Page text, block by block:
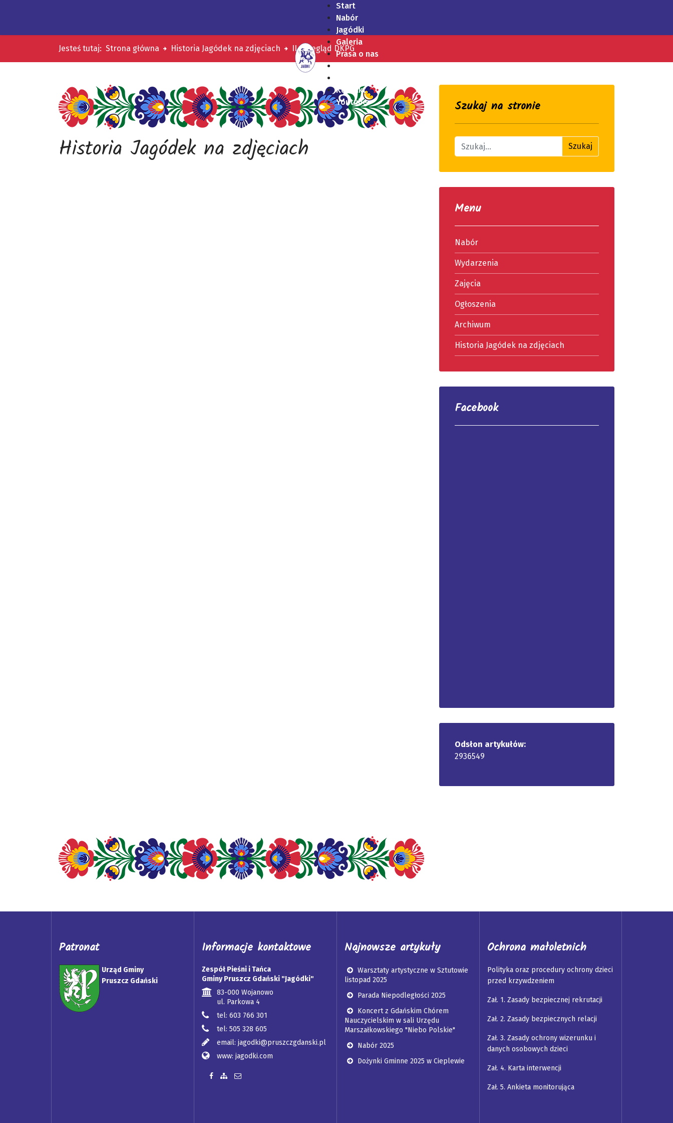
Start
Nabór
Jagódki
Galeria
Prasa o nas
Kontakt
Youtube
Jesteś tutaj: Strona główna Historia Jagódek na zdjęciach II Przegląd DKPG
Historia Jagódek na zdjęciach
Szukaj na stronie
Znajdź na stronie Szukaj
Menu
Nabór
Wydarzenia
Zajęcia
Ogłoszenia
Archiwum
Historia Jagódek na zdjęciach
Facebook
Odsłon artykułów:
2936549
Patronat
Urząd Gminy
Pruszcz Gdański
Informacje kontaktowe
Zespół Pieśni i Tańca
Gminy Pruszcz Gdański "Jagódki"
83-000 Wojanowo
ul. Parkowa 4
tel: 603 766 301
tel: 505 328 605
email: jagodki@pruszczgdanski.pl
www: jagodki.com
Biuletyn Informacji Publicznej
Nasza strona na Facebooku
Zobacz mapę strony
Wyślij email
Najnowsze artykuły
Warsztaty artystyczne w Sztutowie
listopad 2025
Parada Niepodległości 2025
Koncert z Gdańskim Chórem
Nauczycielskim w sali Urzędu
Marszałkowskiego "Niebo Polskie"
Nabór 2025
Dożynki Gminne 2025 w Cieplewie
Ochrona małoletnich
Polityka oraz procedury ochrony dzieci
przed krzywdzeniem
Zał. 1. Zasady bezpiecznej rekrutacji
Zał. 2. Zasady bezpiecznych relacji
Zał. 3. Zasady ochrony wizerunku i
danych osobowych dzieci
Zał. 4. Karta interwencji
Zał. 5. Ankieta monitorująca